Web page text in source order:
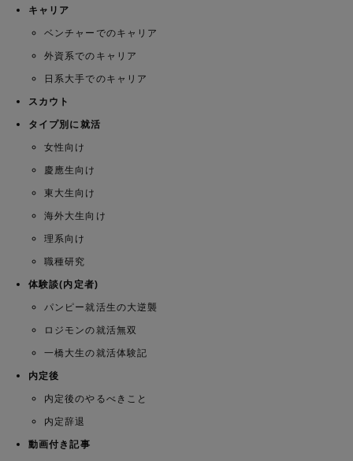
キャリア
ベンチャーでのキャリア
外資系でのキャリア
日系大手でのキャリア
スカウト
タイプ別に就活
女性向け
慶應生向け
東大生向け
海外大生向け
理系向け
職種研究
体験談(内定者)
パンピー就活生の大逆襲
ロジモンの就活無双
一橋大生の就活体験記
内定後
内定後のやるべきこと
内定辞退
動画付き記事